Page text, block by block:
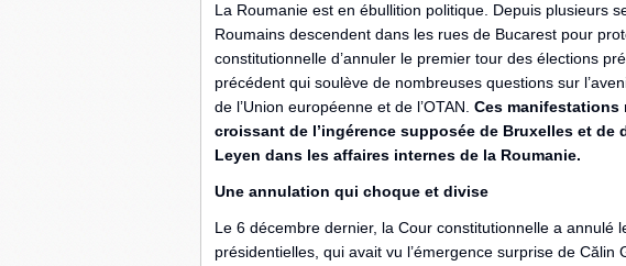
La Roumanie est en ébullition politique. Depuis plusieurs
Roumains descendent dans les rues de Bucarest pour
constitutionnelle d’annuler le premier tour des élections
précédent qui soulève de nombreuses questions sur
de l’Union européenne et de l’OTAN. Ces
croissant de l’ingérence supposée de Bruxelles et de
Leyen dans les affaires internes de la Roumanie.
Une annulation qui choque et divise
Le 6 décembre dernier, la Cour constitutionnelle a annulé
présidentielles, qui avait vu l’émergence surprise de